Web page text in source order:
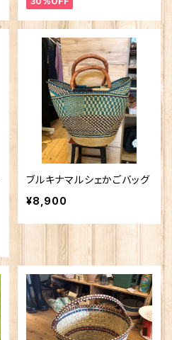
ブルキナマルシェかごバッグ
¥8,900